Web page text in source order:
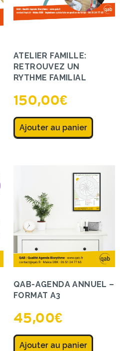
ATELIER FAMILLE:
RETROUVEZ UN
RYTHME FAMILIAL
150,00€
Ajouter au panier
QAB-AGENDA ANNUEL –
FORMAT A3
45,00€
Ajouter au panier